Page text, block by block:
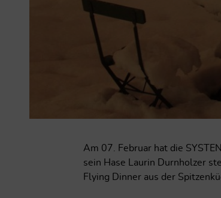
Am 07. Februar hat die
sein Hase Laurin Durnholzer
Flying Dinner aus der